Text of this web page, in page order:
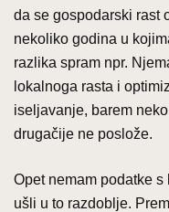
da se gospodarski rast
nekoliko godina u
razlika spram npr.
lokalnoga rasta i
iseljavanje, barem
drugačije ne poslože.
Opet nemam podatke
ušli u to razdoblje.